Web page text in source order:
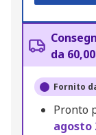
da
Fornito
Pronto
agosto